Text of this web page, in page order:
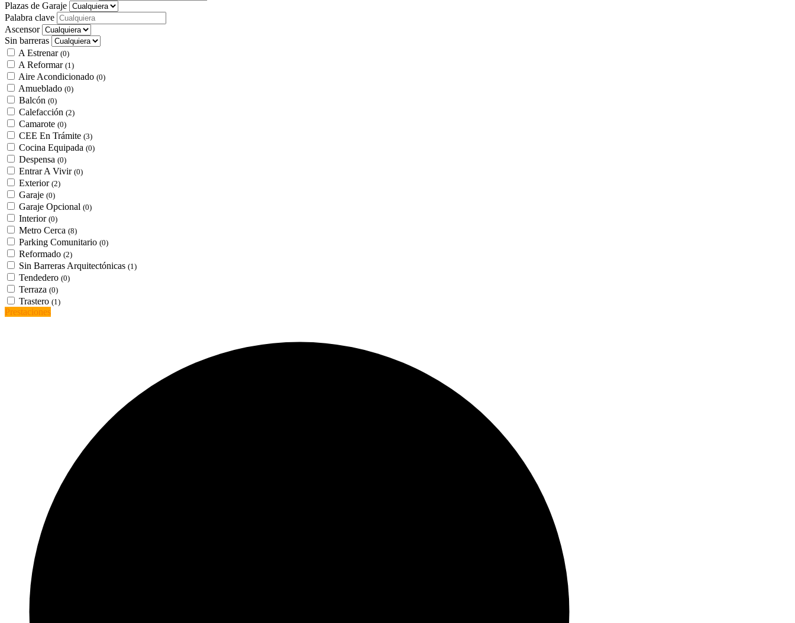
Plazas de Garaje
Palabra clave
Ascensor
Sin barreras
A Estrenar (0)
A Reformar (1)
Aire Acondicionado (0)
Amueblado (0)
Balcón (0)
Calefacción (2)
Camarote (0)
CEE En Trámite (3)
Cocina Equipada (0)
Despensa (0)
Entrar A Vivir (0)
Exterior (2)
Garaje (0)
Garaje Opcional (0)
Interior (0)
Metro Cerca (8)
Parking Comunitario (0)
Reformado (2)
Sin Barreras Arquitectónicas (1)
Tendedero (0)
Terraza (0)
Trastero (1)
Prestaciones